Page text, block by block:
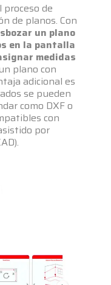
de
de planos. Con
un plano
en la pantalla
medidas
plano con
adicional es
se pueden
como DXF o
con
por